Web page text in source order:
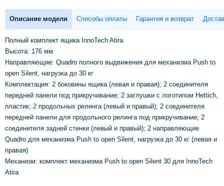
Описание модели Способы оплаты Гарантия и возврат
Полный комплект ящика InnoTech Atira
Высота: 176 мм
Направляющие: Quadro полного выдвижения для механизма Push to
open Silent, нагрузка до 30 кг
Комплектация: 2 боковины ящика (левая и правая); 2 соединителя
передней панели под прикручивание; 2 заглушки с логотипом Hettich,
пластик; 2 продольных релинга (левый и правый); 2 соединителя
передней панели для продольного релинга под прикручивание; 2
соединителя задней стенки (левый и правый); 2 направляющие
Quadro для механизма Push to open Silent, нагрузка до 30 кг (левая и
правая)
Механизм: комплект механизма Push to open Silent 30 для InnoTech
Atira